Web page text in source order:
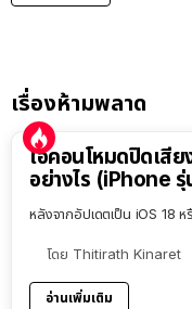
เรื่องห้ามพลาด
ไอคอนโหมดปิดเสีย
อย่างไร (iPhone
หลังจากอัปเดตเป็น iOS 18
โดย Thitirath Kinaret
อ่านเพิ่มเติม